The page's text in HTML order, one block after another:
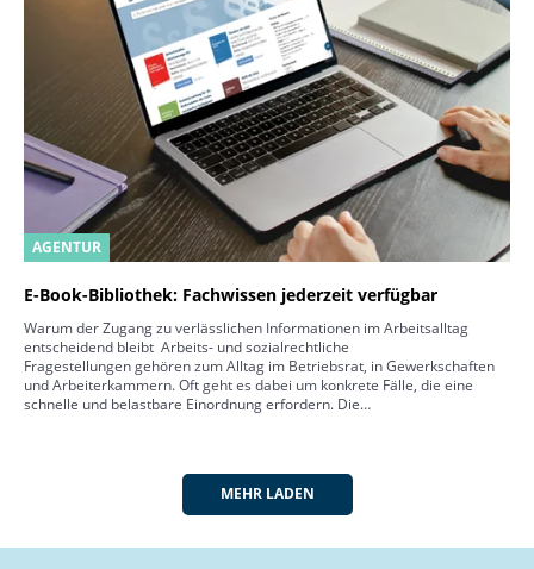
AGENTUR
E-Book-Bibliothek: Fachwissen jederzeit verfügbar
Warum der Zugang zu verlässlichen Informationen im Arbeitsalltag
entscheidend bleibt Arbeits- und sozialrechtliche
Fragestellungen gehören zum Alltag im Betriebsrat, in Gewerkschaften
und Arbeiterkammern. Oft geht es dabei um konkrete Fälle, die eine
schnelle und belastbare Einordnung erfordern. Die…
MEHR LADEN